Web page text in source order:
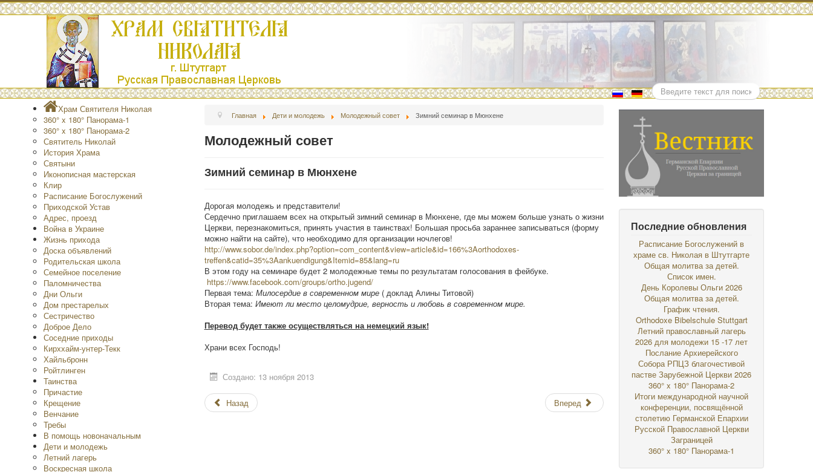
Поиск
Храм Святителя Николая
360° x 180° Панорама-1
360° x 180° Панорама-2
Святитель Николай
История Храма
Святыни
Иконописная мастерская
Клир
Расписание Богослужений
Приходской Устав
Адрес, проезд
Война в Украине
Жизнь прихода
Доска объявлений
Родительская школа
Семейное поселение
Паломничества
Дни Ольги
Дом престарелых
Сестричество
Доброе Дело
Соседние приходы
Кирххайм-унтер-Текк
Хайльбронн
Ройтлинген
Таинства
Причастие
Крещение
Венчание
Требы
В помощь новоначальным
Дети и молодежь
Летний лагерь
Воскресная школа
Главная Дети и молодежь Молодежный совет Зимний семинар в Мюнхене
Молодежный совет
Зимний семинар в Мюнхене
Дорогая молодежь и представители!
Сердечно приглашаем всех на открытый зимний семинар в Мюнхене, где мы можем больше узнать о жизни
Церкви, перезнакомиться, принять участия в таинствах! Большая просьба зараннее записываться (форму
можно найти на сайте), что необходимо для организации ночлегов!
http://www.sobor.de/index.php?option=com_content&view=article&id=166%3Aorthodoxes-
treffen&catid=35%3Aankuendigung&Itemid=85&lang=ru
В этом году на семинаре будет 2 молодежные темы по результатам голосования в фейбуке.
https://www.facebook.com/groups/ortho.jugend/
Первая тема: Милосердие в современном мире( доклад Алины Титовой)
Вторая тема: Имеют ли место целомудрие, верность и любовь в современном мире.
Перевод будет также осуществляться на немецкий язык!
Храни всех Господь!
Создано: 13 ноября 2013
Назад Вперед
Последние обновления
Расписание Богослужений в
храме св. Николая в Штутгарте
Общая молитва за детей.
Список имен.
День Королевы Ольги 2026
Общая молитва за детей.
График чтения.
Orthodoxe Bibelschule Stuttgart
Летний православный лагерь
2026 для молодежи 15 -17 лет
Послание Архиерейского
Собора РПЦЗ благочестивой
пастве Зарубежной Церкви 2026
360° x 180° Панорама-2
Итоги международной научной
конференции, посвящённой
столетию Германской Епархии
Русской Православной Церкви
Заграницей
360° x 180° Панорама-1